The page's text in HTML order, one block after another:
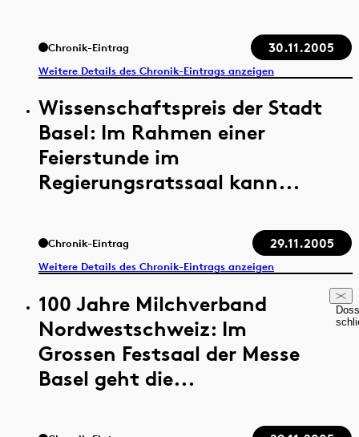
Chronik-Eintrag 30.11.2005
Weitere Details des Chronik-Eintrags anzeigen
Wissenschaftspreis der Stadt
Basel: Im Rahmen einer
Feierstunde im
Regierungsratssaal kann...
Chronik-Eintrag 29.11.2005
Weitere Details des Chronik-Eintrags anzeigen
100 Jahre Milchverband
Nordwestschweiz: Im
Grossen Festsaal der Messe
Basel geht die...